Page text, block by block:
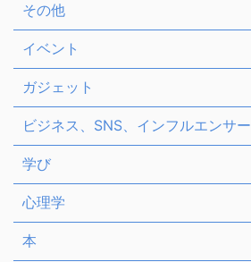
その他
イベント
ガジェット
ビジネス、SNS、インフルエンサー
学び
心理学
本